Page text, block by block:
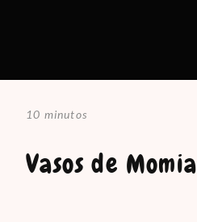
10 minutos
Vasos de Momia